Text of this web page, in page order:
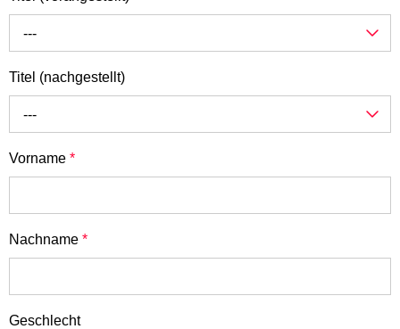
---
Titel (nachgestellt)
---
Vorname *
Nachname *
Geschlecht